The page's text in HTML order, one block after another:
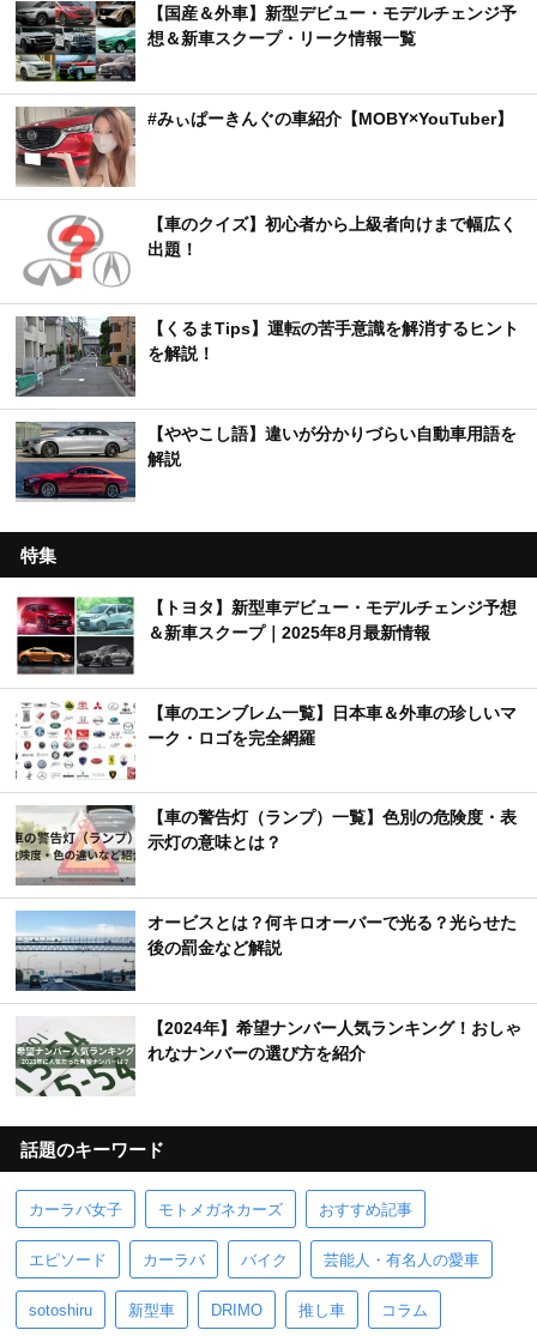
【国産＆外車】新型デビュー・モデルチェンジ予
想＆新車スクープ・リーク情報一覧
#みぃぱーきんぐの車紹介【MOBY×YouTuber】
【車のクイズ】初心者から上級者向けまで幅広く
出題！
【くるまTips】運転の苦手意識を解消するヒント
を解説！
【ややこし語】違いが分かりづらい自動車用語を
解説
特集
【トヨタ】新型車デビュー・モデルチェンジ予想
＆新車スクープ｜2025年8月最新情報
【車のエンブレム一覧】日本車＆外車の珍しいマ
ーク・ロゴを完全網羅
【車の警告灯（ランプ）一覧】色別の危険度・表
示灯の意味とは？
オービスとは？何キロオーバーで光る？光らせた
後の罰金など解説
【2024年】希望ナンバー人気ランキング！おしゃ
れなナンバーの選び方を紹介
話題のキーワード
カーラバ女子 モトメガネカーズ おすすめ記事
エピソード カーラバ バイク 芸能人・有名人の愛車
sotoshiru 新型車 DRIMO 推し車 コラム